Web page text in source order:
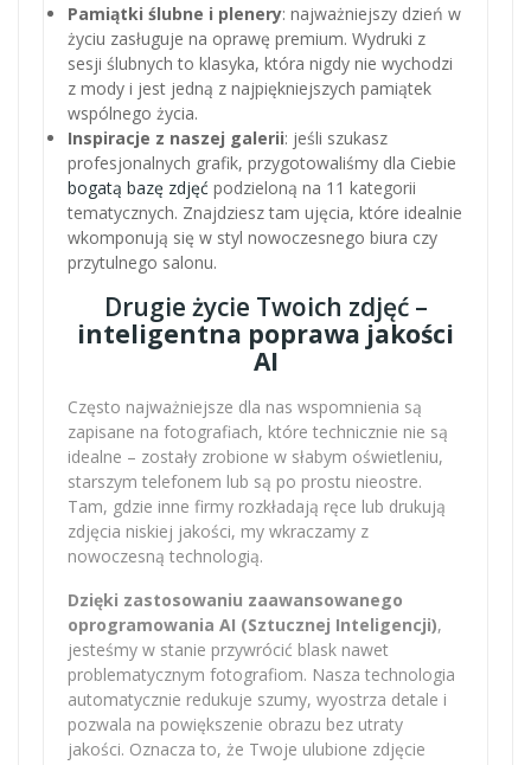
Pamiątki ślubne i plenery: najważniejszy dzień w
życiu zasługuje na oprawę premium. Wydruki z
sesji ślubnych to klasyka, która nigdy nie wychodzi
z mody i jest jedną z najpiękniejszych pamiątek
wspólnego życia.
Inspiracje z naszej galerii: jeśli szukasz
profesjonalnych grafik, przygotowaliśmy dla Ciebie
bogatą bazę zdjęć podzieloną na 11 kategorii
tematycznych. Znajdziesz tam ujęcia, które idealnie
wkomponują się w styl nowoczesnego biura czy
przytulnego salonu.
Drugie życie Twoich zdjęć –
inteligentna poprawa jakości
AI
Często najważniejsze dla nas wspomnienia są
zapisane na fotografiach, które technicznie nie są
idealne – zostały zrobione w słabym oświetleniu,
starszym telefonem lub są po prostu nieostre.
Tam, gdzie inne firmy rozkładają ręce lub drukują
zdjęcia niskiej jakości, my wkraczamy z
nowoczesną technologią.
Dzięki zastosowaniu zaawansowanego
oprogramowania AI (Sztucznej Inteligencji),
jesteśmy w stanie przywrócić blask nawet
problematycznym fotografiom. Nasza technologia
automatycznie redukuje szumy, wyostrza detale i
pozwala na powiększenie obrazu bez utraty
jakości. Oznacza to, że Twoje ulubione zdjęcie